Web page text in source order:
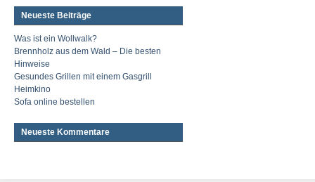
Neueste Beiträge
Was ist ein Wollwalk?
Brennholz aus dem Wald – Die besten
Hinweise
Gesundes Grillen mit einem Gasgrill
Heimkino
Sofa online bestellen
Neueste Kommentare